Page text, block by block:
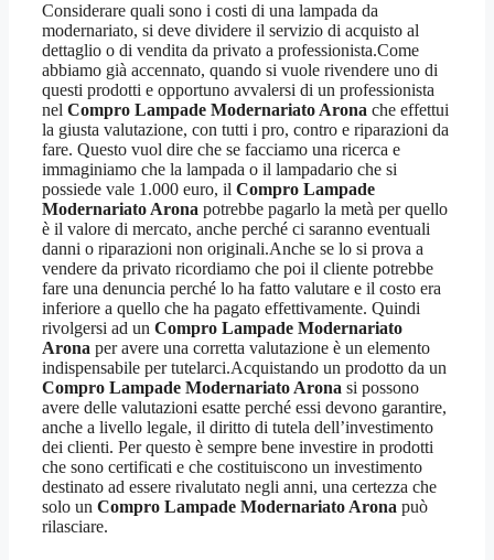
Considerare quali sono i costi di una lampada da
modernariato, si deve dividere il servizio di acquisto al
dettaglio o di vendita da privato a professionista.Come
abbiamo già accennato, quando si vuole rivendere uno di
questi prodotti e opportuno avvalersi di un professionista
nel Compro Lampade Modernariato Arona che effettui
la giusta valutazione, con tutti i pro, contro e riparazioni da
fare. Questo vuol dire che se facciamo una ricerca e
immaginiamo che la lampada o il lampadario che si
possiede vale 1.000 euro, il Compro Lampade
Modernariato Arona potrebbe pagarlo la metà per quello
è il valore di mercato, anche perché ci saranno eventuali
danni o riparazioni non originali.Anche se lo si prova a
vendere da privato ricordiamo che poi il cliente potrebbe
fare una denuncia perché lo ha fatto valutare e il costo era
inferiore a quello che ha pagato effettivamente. Quindi
rivolgersi ad un Compro Lampade Modernariato
Arona per avere una corretta valutazione è un elemento
indispensabile per tutelarci.Acquistando un prodotto da un
Compro Lampade Modernariato Arona si possono
avere delle valutazioni esatte perché essi devono garantire,
anche a livello legale, il diritto di tutela dell’investimento
dei clienti. Per questo è sempre bene investire in prodotti
che sono certificati e che costituiscono un investimento
destinato ad essere rivalutato negli anni, una certezza che
solo un Compro Lampade Modernariato Arona può
rilasciare.